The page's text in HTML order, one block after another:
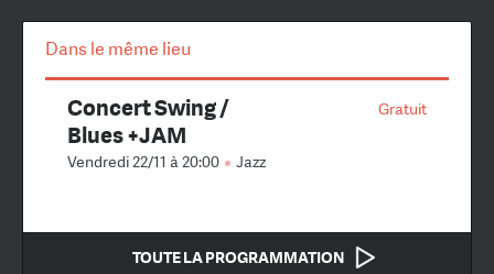
Dans le même lieu
Gratuit
Concert Swing /
Blues +JAM
Vendredi 22/11 à 20:00 Jazz
TOUTE LA PROGRAMMATION